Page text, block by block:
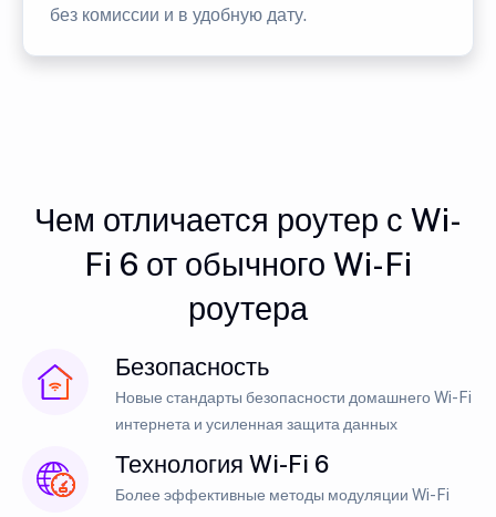
без комиссии и в удобную дату.
Чем отличается роутер с Wi-
Fi 6 от обычного Wi-Fi
роутера
Безопасность
Новые стандарты безопасности домашнего Wi-Fi
интернета и усиленная защита данных
Технология Wi-Fi 6
Более эффективные методы модуляции Wi-Fi